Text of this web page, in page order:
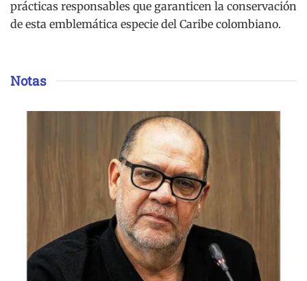
prácticas responsables que garanticen la conservación
de esta emblemática especie del Caribe colombiano.
Notas